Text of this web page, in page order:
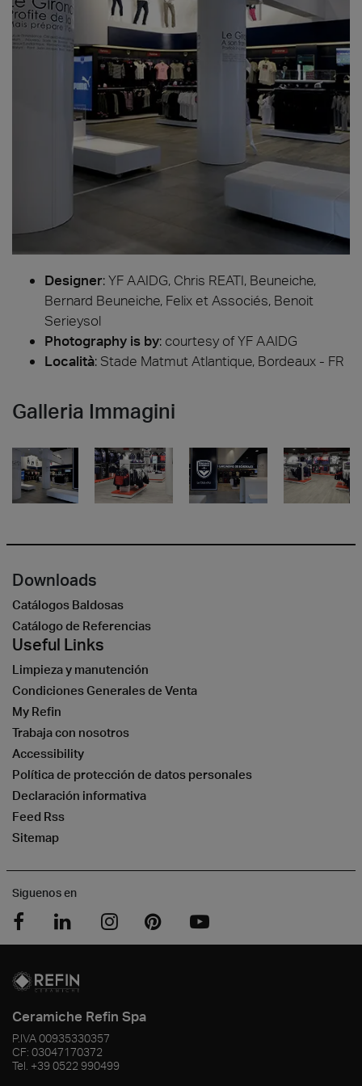
Designer:YF AAIDG, Chris REATI, Beuneiche,
Bernard Beuneiche, Felix et Associés, Benoit
Serieysol
Photography is by: courtesy of YF AAIDG
Località: Stade Matmut Atlantique, Bordeaux - FR
Galleria Immagini
Downloads
Catálogos Baldosas
Catálogo de Referencias
Useful Links
Limpieza y manutención
Condiciones Generales de Venta
My Refin
Trabaja con nosotros
Accessibility
Política de protección de datos personales
Declaración informativa
Feed Rss
Sitemap
Siguenos en
Ceramiche Refin Spa
P.IVA00935330357
CF: 03047170372
Tel. +39 0522 990499